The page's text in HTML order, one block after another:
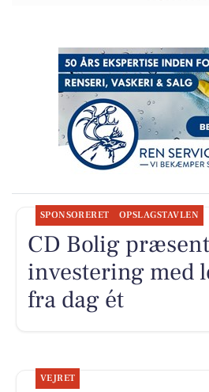
SPONSORERET OPSLAGSTAVLEN
CD Bolig
investering med
fra dag ét
VEJRET